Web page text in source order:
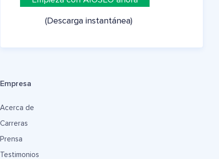
(Descarga instantánea)
Empresa
Acerca de
Carreras
Prensa
Testimonios